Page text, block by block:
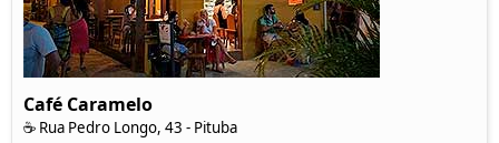
Café Caramelo
☕ Rua Pedro Longo, 43 - Pituba